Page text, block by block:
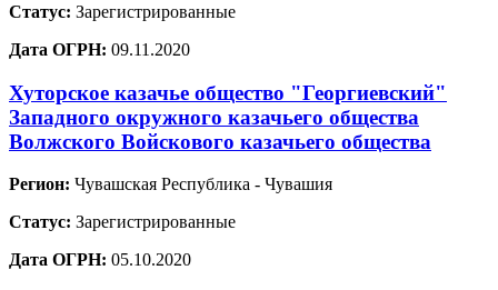
Статус: Зарегистрированные
Дата ОГРН: 09.11.2020
Хуторское казачье общество "Георгиевский"
Западного окружного казачьего общества
Волжского Войскового казачьего общества
Регион: Чувашская Республика - Чувашия
Статус: Зарегистрированные
Дата ОГРН: 05.10.2020